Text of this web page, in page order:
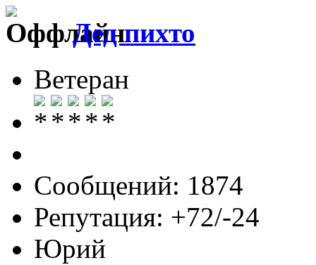
Дед пихто
Ветеран
Сообщений: 1874
Репутация: +72/-24
Юрий